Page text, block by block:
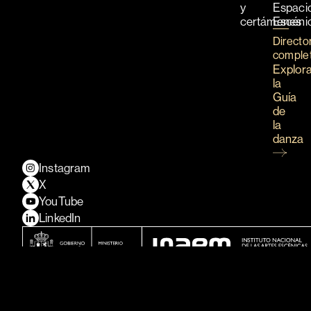
y
certámenes
la
Guía
de
la
danza
Instagram
X
YouTube
LinkedIn